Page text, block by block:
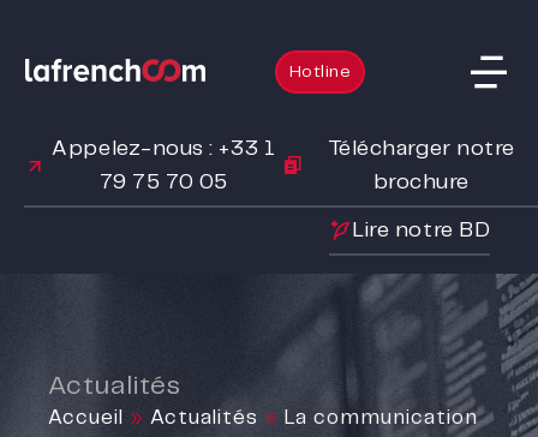
Hotline
Appelez-nous : +33 1
79 75 70 05
Télécharger notre
brochure
Lire notre BD
Actualités
Accueil » Actualités » La communication